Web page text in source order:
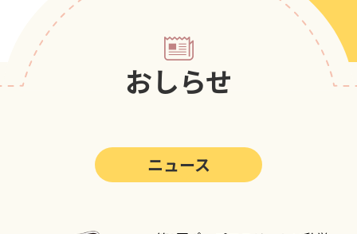
おしらせ
ニュース